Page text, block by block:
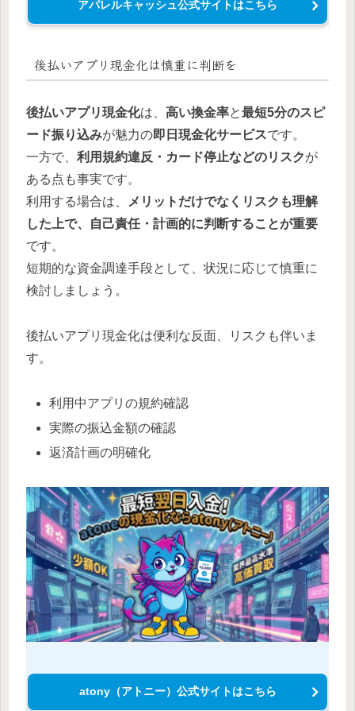
アパレルキャッシュ公式サイトはこちら
後払いアプリ現金化は慎重に判断を
後払いアプリ現金化は、 高い換金率と最短5分のスピ
ード振り込みが魅力の即日現金化サービスです。
一方で、 利用規約違反・カード停止などのリスクが
ある点も事実です。
利用する場合は、
メリットだけでなくリスクも理解
した上で、自己責任・計画的に判断することが重要
です。
短期的な資金調達手段として、状況に応じて慎重に
検討しましょう。
後払いアプリ現金化は便利な反面、リスクも伴いま
す。
利用中アプリの規約確認
実際の振込金額の確認
返済計画の明確化
atony（アトニー）公式サイトはこちら